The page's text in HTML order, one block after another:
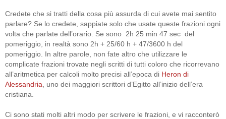
Credete che si tratti della cosa più assurda di cui avete mai sentito
parlare? Se lo credete, sappiate solo che usate queste frazioni ogni
volta che parlate dell’orario. Se sono 2h 25 min 47 sec del
pomeriggio, in realtà sono 2h + 25/60 h + 47/3600 h del
pomeriggio. In altre parole, non fate altro che utilizzare le
complicate frazioni trovate negli scritti di tutti coloro che ricorrevano
all’aritmetica per calcoli molto precisi all’epoca di Heron di
Alessandria , uno dei maggiori scrittori d’Egitto all’inizio dell’era
cristiana.
Ci sono stati molti altri modo per scrivere le frazioni, e vi racconterò